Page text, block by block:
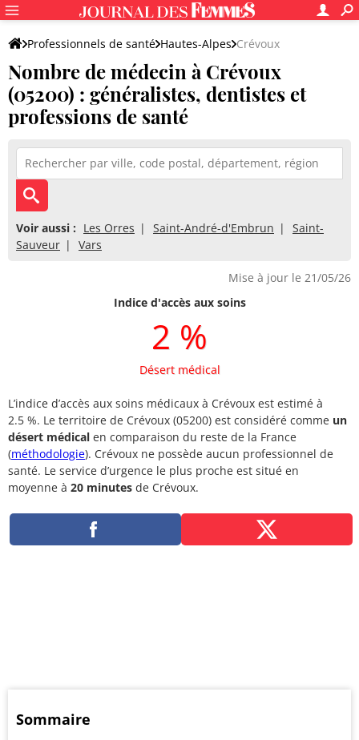
Professionnels de santé Hautes-Alpes Crévoux
Nombre de médecin à Crévoux
(05200) : généralistes, dentistes et
professions de santé
Voir aussi : Les Orres Saint-André-d'Embrun
Saint-
Sauveur
Vars
Mise à jour le 21/05/26
Indice d'accès aux soins
2 %
Désert médical
L’indice d’accès aux soins médicaux à Crévoux est estimé à
2.5 %. Le territoire de Crévoux (05200) est considéré comme un
désert médical en comparaison du reste de la France
(méthodologie). Crévoux ne possède aucun professionnel de
santé. Le service d’urgence le plus proche est situé en
moyenne à 20 minutes de Crévoux.
Sommaire